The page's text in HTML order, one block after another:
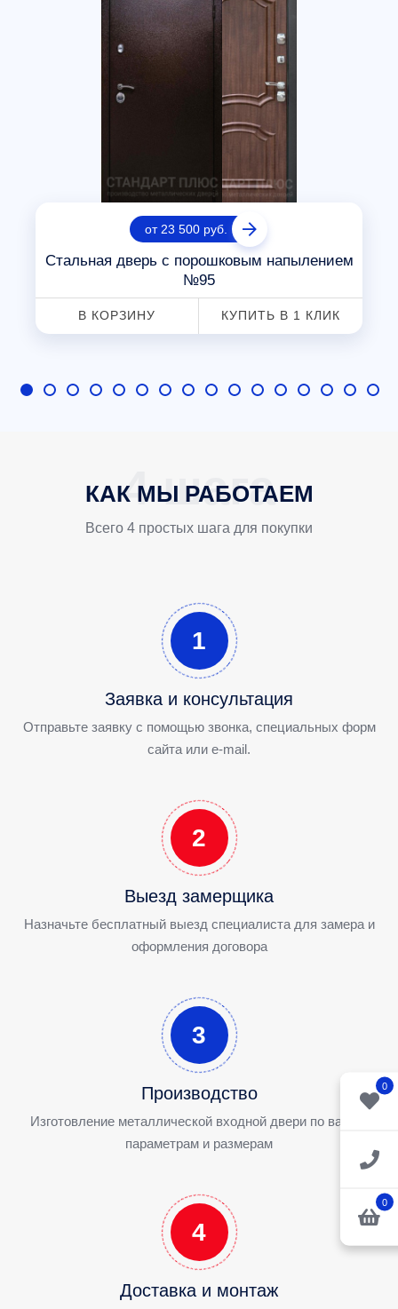
0
0
от 23 500 руб.
Стальная дверь с порошковым напылением
№95
В КОРЗИНУ КУПИТЬ В 1 КЛИК
КАК МЫ РАБОТАЕМ
Всего 4 простых шага для покупки
1
Заявка и консультация
Отправьте заявку с помощью звонка, специальных форм
сайта или e-mail.
2
Выезд замерщика
Назначьте бесплатный выезд специалиста для замера и
оформления договора
3
Производство
Изготовление металлической входной двери по вашим
параметрам и размерам
4
Доставка и монтаж